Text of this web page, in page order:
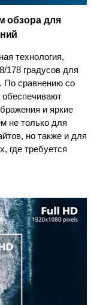
обзора для
технология,
178 градусов для
По сравнению со
и яркие
не только для
но также и для
где требуется